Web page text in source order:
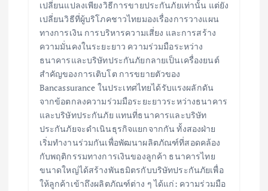
เปลี่ยนแปลงเพียงวิธีการขายประกันภัยเท่านั้น แต่ยัง
เปลี่ยนวิธีที่ผู้บริโภคชาวไทยมองเรื่องการวางแผน
ทางการเงิน การบริหารความเสี่ยง และการสร้าง
ความมั่นคงในระยะยาว ความร่วมมือระหว่าง
ธนาคารและบริษัทประกันภัยกลายเป็นเครื่องยนต์
สำคัญของการเติบโต การขยายตัวของ
Bancassurance ในประเทศไทยได้รับแรงผลักดัน
จากข้อตกลงความร่วมมือระยะยาวระหว่างธนาคาร
และบริษัทประกันภัย แทนที่ธนาคารและบริษัท
ประกันภัยจะดำเนินธุรกิจแยกจากกัน ทั้งสองฝ่าย
เริ่มทำงานร่วมกันเพื่อพัฒนาผลิตภัณฑ์ที่สอดคล้อง
กับพฤติกรรมทางการเงินของลูกค้า ธนาคารไทย
ขนาดใหญ่ได้สร้างพันธมิตรกับบริษัทประกันภัยเพื่อ
ให้ลูกค้าเข้าถึงผลิตภัณฑ์ต่าง ๆ ได้แก่: ความร่วมมือ